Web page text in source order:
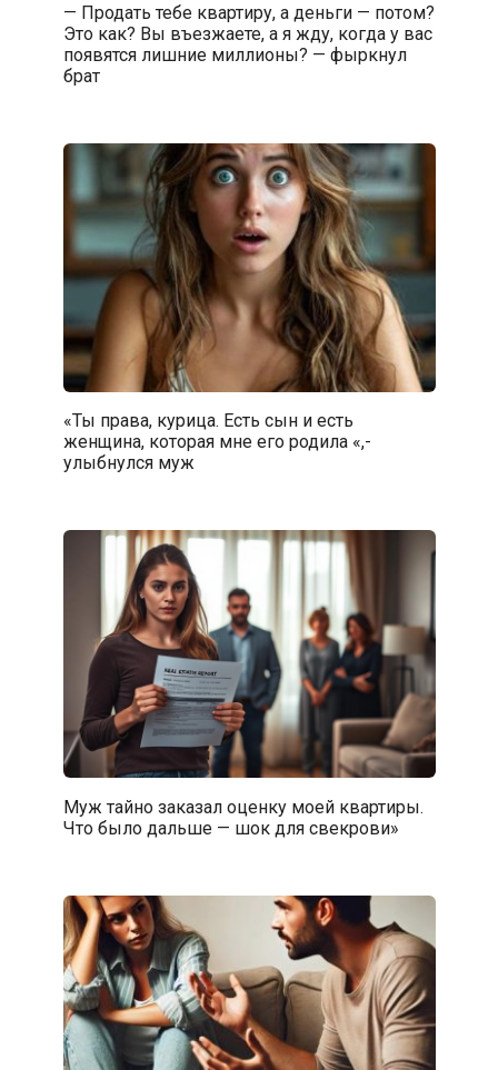
— Продать тебе квартиру, а деньги — потом?
Это как? Вы въезжаете, а я жду, когда у вас
появятся лишние миллионы? — фыркнул
брат
«Ты права, курица. Есть сын и есть
женщина, которая мне его родила «,-
улыбнулся муж
Муж тайно заказал оценку моей квартиры.
Что было дальше — шок для свекрови»